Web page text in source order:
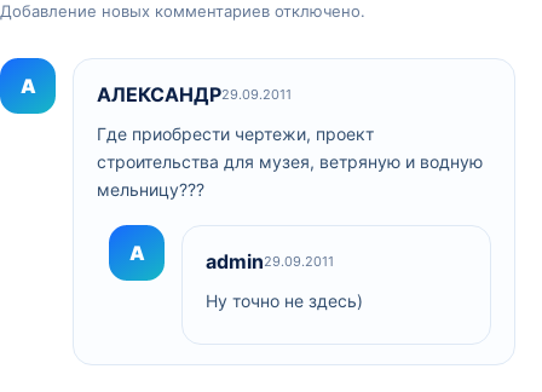
Добавление новых комментариев отключено.
А АЛЕКСАНДР29.09.2011
Где приобрести чертежи, проект
строительства для музея, ветряную и водную
мельницу???
A admin29.09.2011
Ну точно не здесь)